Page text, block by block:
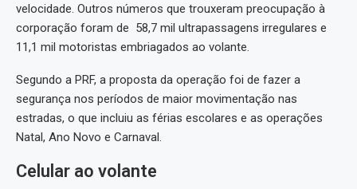
velocidade. Outros números que trouxeram preocupação à
corporação foram de 58,7 mil ultrapassagens irregulares e
11,1 mil motoristas embriagados ao volante.
Segundo a PRF, a proposta da operação foi de fazer a
segurança nos períodos de maior movimentação nas
estradas, o que incluiu as férias escolares e as operações
Natal, Ano Novo e Carnaval.
Celular ao volante